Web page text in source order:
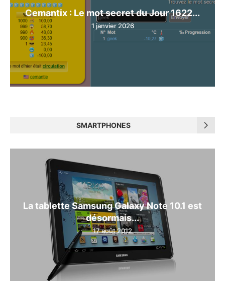
Cemantix : Le mot secret du Jour 1622...
1 janvier 2026
SMARTPHONES
La tablette Samsung Galaxy Note 10.1 est
désormais...
17 août 2012